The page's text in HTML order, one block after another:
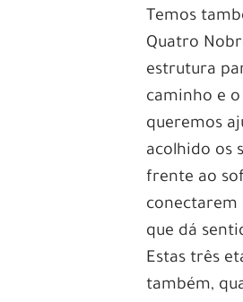
Temos
Quatro
estrutura
caminho e
queremos
acolhido os
frente ao
conectarem
que dá
Estas três
também,